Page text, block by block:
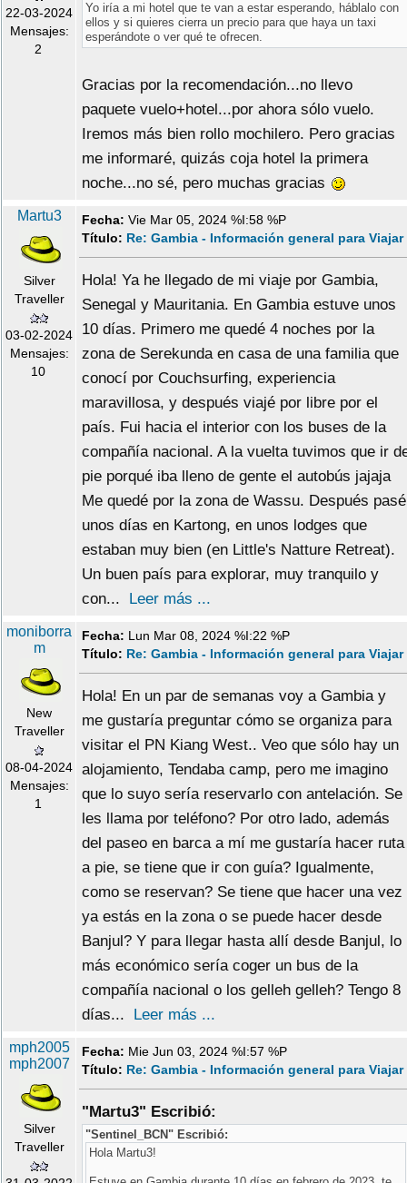
22-03-2024
Mensajes:
2
Yo iría a mi hotel que te van a estar esperando, háblalo con
ellos y si quieres cierra un precio para que haya un taxi
esperándote o ver qué te ofrecen.
Gracias por la recomendación...no llevo
paquete vuelo+hotel...por ahora sólo vuelo.
Iremos más bien rollo mochilero. Pero gracias
me informaré, quizás coja hotel la primera
noche...no sé, pero muchas gracias
Martu3
Silver
Traveller
03-02-2024
Mensajes:
10
Fecha: Vie Mar 05, 2024 %I:58 %P
Título: Re: Gambia - Información general para Viajar
Hola! Ya he llegado de mi viaje por Gambia,
Senegal y Mauritania. En Gambia estuve unos
10 días. Primero me quedé 4 noches por la
zona de Serekunda en casa de una familia que
conocí por Couchsurfing, experiencia
maravillosa, y después viajé por libre por el
país. Fui hacia el interior con los buses de la
compañía nacional. A la vuelta tuvimos que ir
pie porqué iba lleno de gente el autobús jajaja
Me quedé por la zona de Wassu. Después pasé
unos días en Kartong, en unos lodges que
estaban muy bien (en Little's Natture Retreat).
Un buen país para explorar, muy tranquilo y
con...
Leer más ...
moniborra
m
New
Traveller
08-04-2024
Mensajes:
1
Fecha: Lun Mar 08, 2024 %I:22 %P
Título: Re: Gambia - Información general para Viajar
Hola! En un par de semanas voy a Gambia y
me gustaría preguntar cómo se organiza para
visitar el PN Kiang West.. Veo que sólo hay un
alojamiento, Tendaba camp, pero me imagino
que lo suyo sería reservarlo con antelación. Se
les llama por teléfono? Por otro lado, además
del paseo en barca a mí me gustaría hacer ruta
a pie, se tiene que ir con guía? Igualmente,
como se reservan? Se tiene que hacer una vez
ya estás en la zona o se puede hacer desde
Banjul? Y para llegar hasta allí desde Banjul, lo
más económico sería coger un bus de la
compañía nacional o los gelleh gelleh? Tengo 8
días...
Leer más ...
mph2005
mph2007
Silver
Traveller
Fecha: Mie Jun 03, 2024 %I:57 %P
Título: Re: Gambia - Información general para Viajar
"Martu3" Escribió:
"Sentinel_BCN" Escribió:
Hola Martu3!